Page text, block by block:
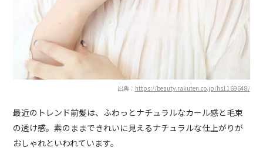
出典： https://beauty.rakuten.co.jp/hs1169648/
最近のトレンド前髪は、ふわっとナチュラルなカール感と毛束
の透け感。素のままできれいに見えるナチュラルな仕上がりが
おしゃれといわれています。